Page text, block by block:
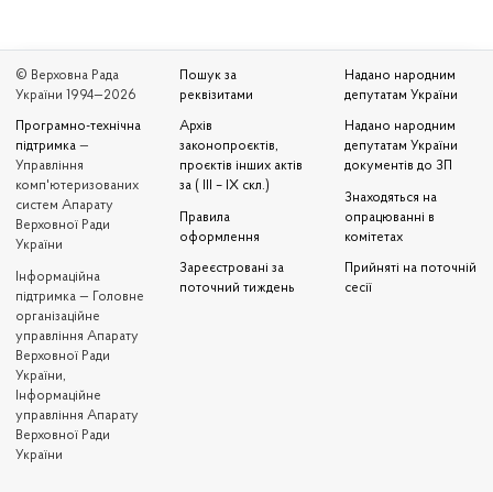
© Верховна Рада
України 1994—2026
Програмно-технічна
підтримка —
Управління
комп'ютеризованих
систем Апарату
Верховної Ради
України
Iнформаційна
підтримка — Головне
організаційне
управління Апарату
Верховної Ради
України,
Інформаційне
управління Апарату
Верховної Ради
України
Пошук за
реквізитами
Архів
законопроєктів,
проєктів інших актів
за ( III – IX скл.)
Правила
оформлення
Зареєстровані за
поточний тиждень
Надано народним
депутатам України
Надано народним
депутатам України
документів до ЗП
Знаходяться на
опрацюванні в
комітетах
Прийняті на поточній
сесії